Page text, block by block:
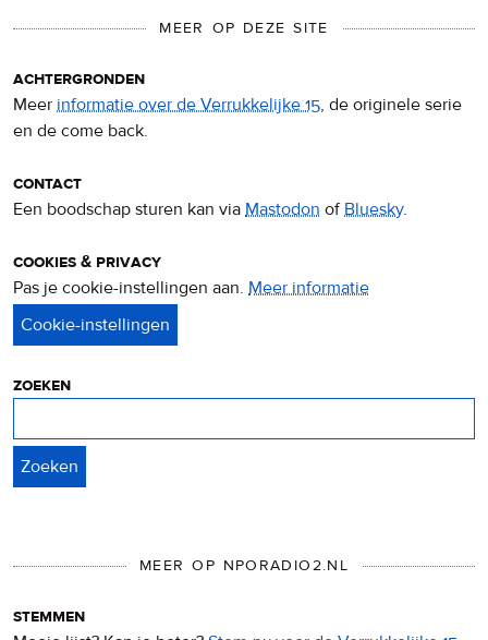
MEER OP DEZE SITE
achtergronden
Meer informatie over de Verrukkelijke 15, de originele serie
en de come back.
contact
Een boodschap sturen kan via Mastodon ofBluesky.
cookies & privacy
Pas je cookie-instellingen aan. Meer informatie
zoeken
MEER OP NPORADIO2.NL
stemmen